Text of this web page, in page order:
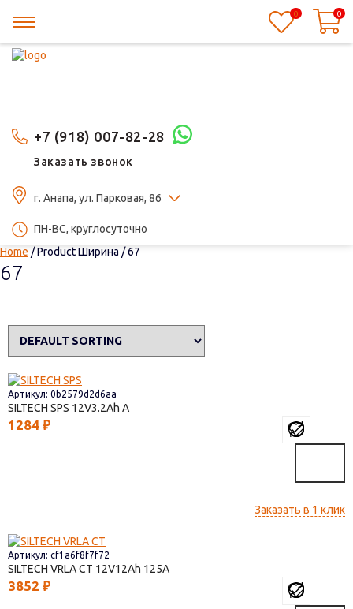
+7 (918) 007-82-28
Заказать звонок
г. Анапа, ул. Парковая, 86
ПН-ВС, круглосуточно
0 0
Home / Product Ширина / 67
67
Артикул: 0b2579d2d6aa
SILTECH SPS 12V3.2
1284 ₽
Заказать в 1 клик
Артикул: cf1a6f8f7f72
SILTECH VRLA СТ 12V12 125
3852 ₽